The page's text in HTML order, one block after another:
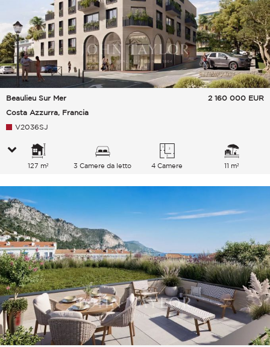
Beaulieu Sur Mer
Costa Azzurra, Francia
2 160 000 EUR
V2036SJ
127 m² 3 Camere da letto 4 Camere 11 m²